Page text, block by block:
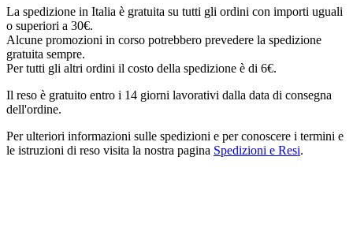
La spedizione in Italia è gratuita su tutti gli ordini con importi uguali
o superiori a 30€.
Alcune promozioni in corso potrebbero prevedere la spedizione
gratuita sempre.
Per tutti gli altri ordini il costo della spedizione è di 6€.
Il reso è gratuito entro i 14 giorni lavorativi dalla data di consegna
dell'ordine.
Per ulteriori informazioni sulle spedizioni e per conoscere i termini e
le istruzioni di reso visita la nostra pagina Spedizioni e Resi.